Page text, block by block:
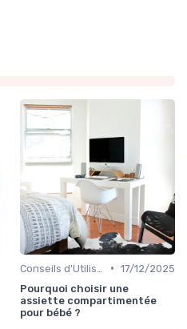
• 17/12/2025
Pourquoi choisir une
assiette compartimentée
pour bébé ?